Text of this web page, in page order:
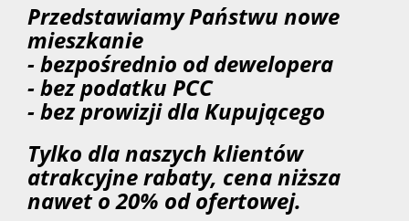
Przedstawiamy Państwu nowe
mieszkanie
- bezpośrednio od dewelopera
- bez podatku PCC
- bez prowizji dla Kupującego
Tylko dla naszych klientów
atrakcyjne rabaty, cena niższa
nawet o 20% od ofertowej.